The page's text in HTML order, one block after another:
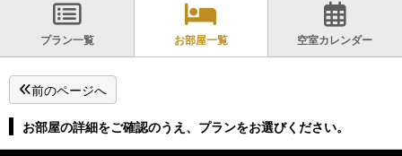
プラン一覧 お部屋一覧 空室カレンダー
前のページへ
お部屋の詳細をご確認のうえ、プランをお選びください。